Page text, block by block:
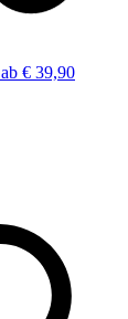
ab € 39,90